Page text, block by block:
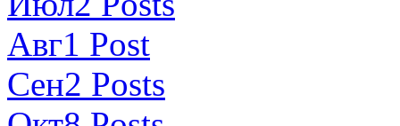
Авг1 Post
Сен2 Posts